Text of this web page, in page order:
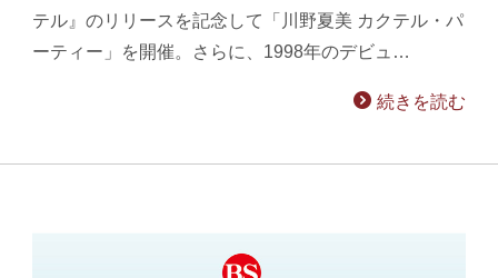
テル』のリリースを記念して「川野夏美 カクテル・パ
ーティー」を開催。さらに、1998年のデビュ…
続きを読む